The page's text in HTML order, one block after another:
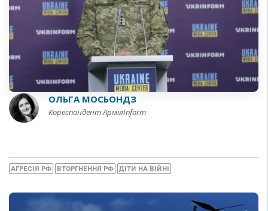
ОЛЬГА МОСЬОНДЗ
Кореспондент АрміяInform
АГРЕСІЯ РФ ВТОРГНЕННЯ РФ ДІТИ НА ВІЙНІ